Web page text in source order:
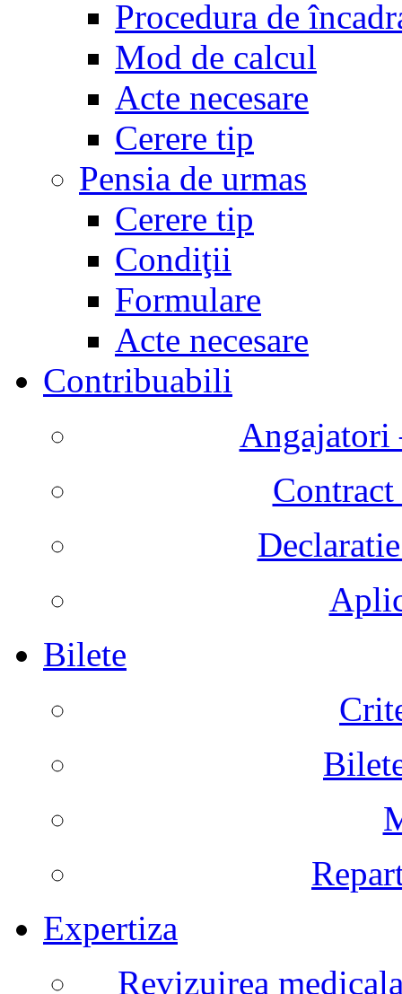
Procedura de
Mod de calcul
Acte necesare
Cerere tip
Pensia de urmas
Cerere tip
Condiţii
Formulare
Acte necesare
Contribuabili
Angajatori
Contract
Bilete
Expertiza
Revizuirea